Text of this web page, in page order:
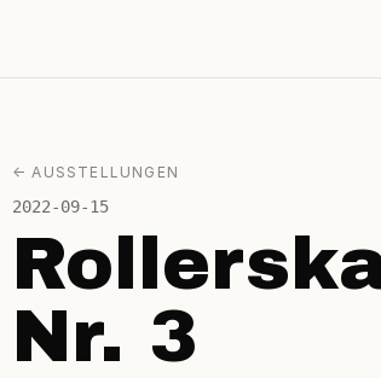
← AUSSTELLUNGEN
2022-09-15
Nr. 3